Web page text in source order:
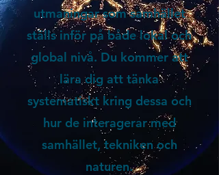
utmaningar som samhället
ställs inför på både lokal och
global nivå. Du kommer att
lära dig att tänka
systematiskt kring dessa och
hur de interagerar med
samhället, tekniken och
naturen.